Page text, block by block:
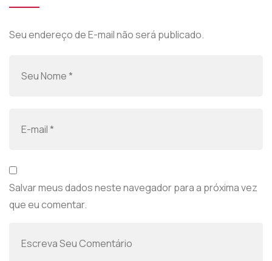
Seu endereço de E-mail não será publicado.
Salvar meus dados neste navegador para a próxima vez
que eu comentar.